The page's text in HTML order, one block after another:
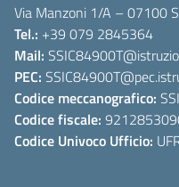
Via Manzoni 1/A – 07100
Tel.: +39 079 2845364
Mail: SSIC84900T
PEC: SSIC84900T
Codice meccanografico:
Codice fiscale:
Codice Univoco Ufficio: